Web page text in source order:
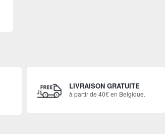
LIVRAISON GRATUITE
à partir de 40€ en Belgique.